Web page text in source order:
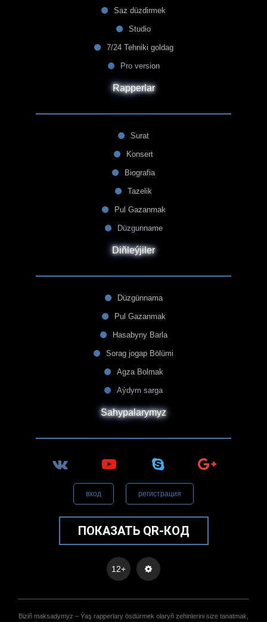
Saz düzdirmek
Studio
7/24 Tehniki goldag
Pro version
Rapperlar
Surat
Konsert
Biografia
Tazelik
Pul Gazanmak
Düzgunname
Diñleýjiler
Düzgünnama
Pul Gazanmak
Hasabyny Barla
Sorag jogap Bölümi
Agza Bolmak
Aýdym sarga
Sahypalarymyz
вход регистрация
ПОКАЗАТЬ QR-КОД
12+
Biziñ maksadymyz – Ýaş rapperlary ösdürmek olaryñ zehinlerini size tanatmak,